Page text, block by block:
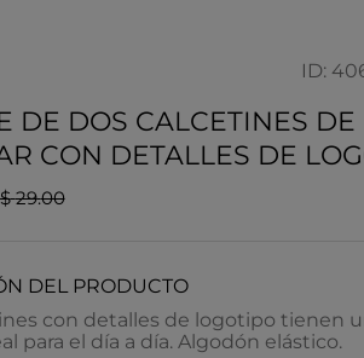
ID:
DE DOS CALCETINES DE
CON DETALLES DE
$ 29.00
DEL PRODUCTO
con detalles de logotipo tienen
para el día a día. Algodón elástico.